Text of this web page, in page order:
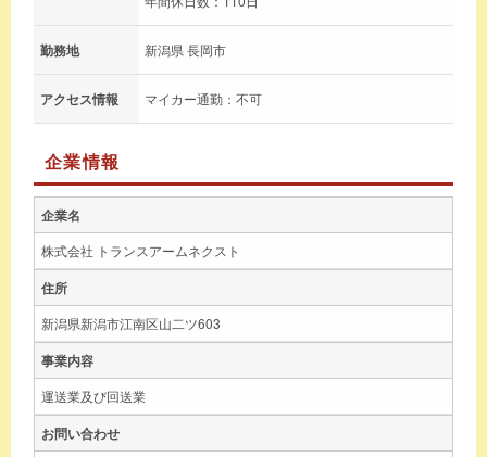
勤務地 新潟県 長岡市
アクセス情報 マイカー通勤：不可
企業情報
企業名
株式会社 トランスアームネクスト
住所
新潟県新潟市江南区山二ツ603
事業内容
運送業及び回送業
お問い合わせ